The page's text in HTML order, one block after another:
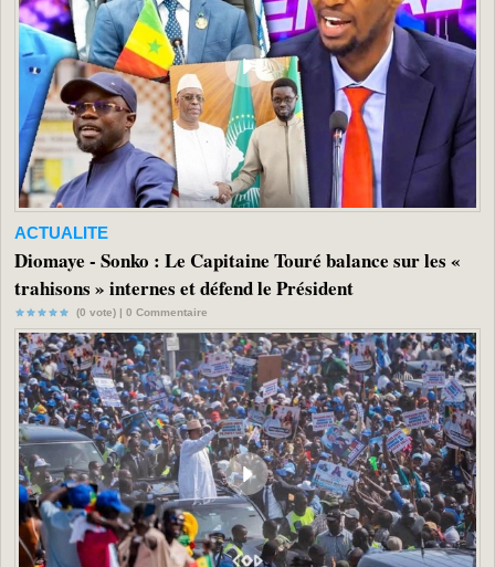
ACTUALITE
Diomaye - Sonko : Le Capitaine Touré balance sur les «
trahisons » internes et défend le Président
(0 vote) | 0 Commentaire